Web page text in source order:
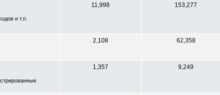
и т.п.
11,998 153,277
2,108 62,358
1,357 9,249